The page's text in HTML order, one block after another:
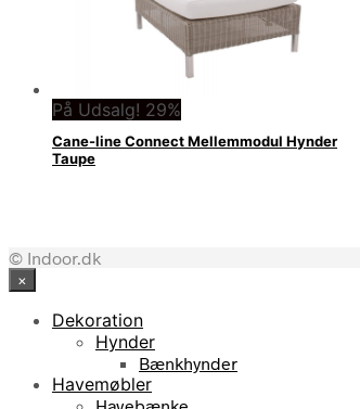
På Udsalg! 29%
Cane-line Connect Mellemmodul Hynder
Taupe
© Indoor.dk
×
Dekoration
Hynder
Bænkhynder
Havemøbler